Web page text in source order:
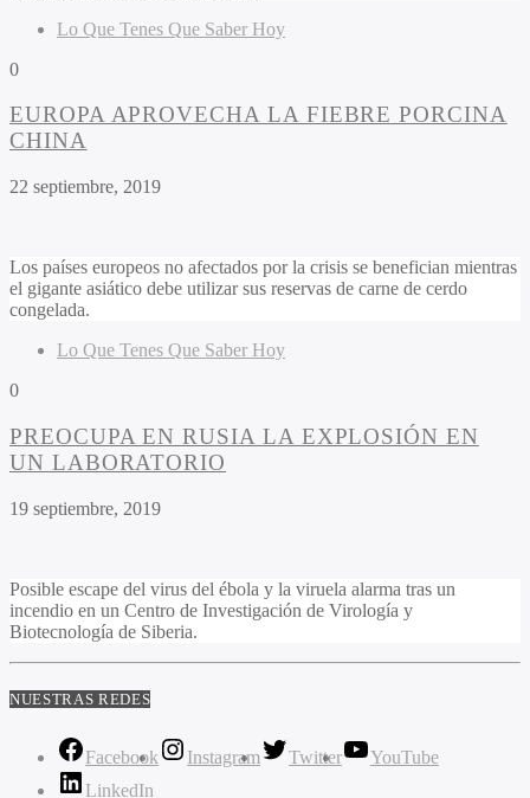
Lo Que Tenes Que Saber Hoy
0
EUROPA APROVECHA LA FIEBRE PORCINA
CHINA
22 septiembre, 2019
Los países europeos no afectados por la crisis se benefician mientras
el gigante asiático debe utilizar sus reservas de carne de cerdo
congelada.
Lo Que Tenes Que Saber Hoy
0
PREOCUPA EN RUSIA LA EXPLOSIÓN EN
UN LABORATORIO
19 septiembre, 2019
Posible escape del virus del ébola y la viruela alarma tras un
incendio en un Centro de Investigación de Virología y
Biotecnología de Siberia.
NUESTRAS REDES
Facebook Instagram Twitter
YouTube
LinkedIn